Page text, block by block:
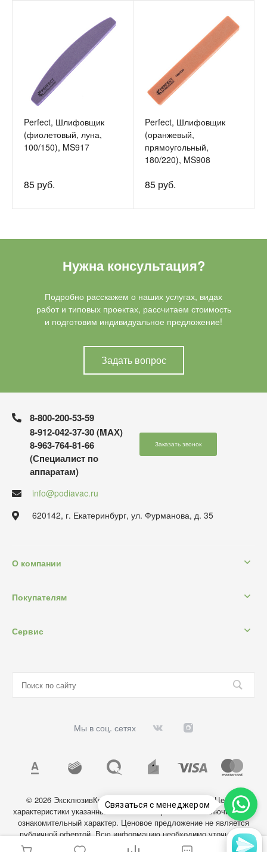
Perfect, Шлифовщик
(фиолетовый, луна,
100/150), MS917
85 руб.
Perfect, Шлифовщик
(оранжевый,
прямоугольный,
180/220), MS908
85 руб.
Нужна консультация?
Подробно расскажем о наших услугах, видах
работ и типовых проектах, рассчитаем стоимость
и подготовим индивидуальное предложение!
Задать вопрос
8-800-200-53-59
8-912-042-37-30 (MAХ)
8-963-764-81-66
(Специалист по
аппаратам)
Заказать звонок
info@podiavac.ru
620142, г. Екатеринбург, ул. Фурманова, д. 35
О компании
Покупателям
Сервис
Мы в соц. сетях
© 2026 ЭксклюзивКосметик, Все права защищены. Цены и
характеристики указанных на сайте товаров носят исключительно
ознакомительный характер. Ценовое предложение не является
публичной офертой. Всю информацию необходимо уточнять у
администратора магазина.
Связаться с менеджером